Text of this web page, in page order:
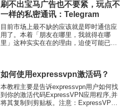
刷不出宝马广告也不要紧，玩点不
一样的私密通讯：Telegram
目前市场上最不缺的应该就是即时通信应
用了。本着「朋友在哪里，我就得在哪
里」这种实实在在的理由，迫使可能已经
一个问题：用 QQ/微信不...
如何使用expressvpn激活码？
本教程主要是告诉expressvpn用户如何找
到你的激活代码ExpressVPN应用程序,并
将其复制到剪贴板。注意：ExpressVPN